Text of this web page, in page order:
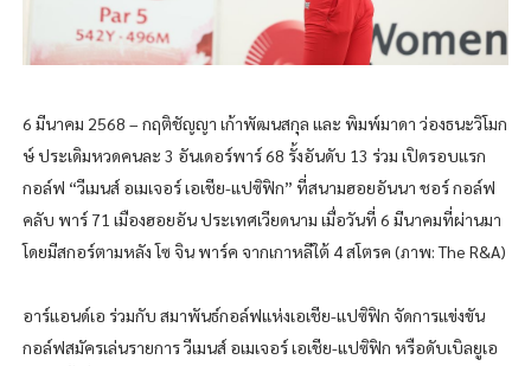
6 มีนาคม 2568 – กฤติชัญญา เก้าพัฒนสกุล และ พิมพ์มาดา ว่องธนะวิโมก
ษ์ ประเดิมหวดคนละ 3 อันเดอร์พาร์ 68 รั้งอันดับ 13 ร่วม เปิดรอบแรก
กอล์ฟ “วีเมนส์ อเมเจอร์ เอเชีย-แปซิฟิก” ที่สนามฮอยอันนา ชอร์ กอล์ฟ
คลับ พาร์ 71 เมืองฮอยอัน ประเทศเวียดนาม เมื่อวันที่ 6 มีนาคมที่ผ่านมา
โดยมีสกอร์ตามหลัง โซ จิน พาร์ค จากเกาหลีใต้ 4 สโตรค (ภาพ: The R&A)
อาร์แอนด์เอ ร่วมกับ สมาพันธ์กอล์ฟแห่งเอเชีย-แปซิฟิก จัดการแข่งขัน
กอล์ฟสมัครเล่นรายการ วีเมนส์ อเมเจอร์ เอเชีย-แปซิฟิก หรือดับเบิลยูเอ